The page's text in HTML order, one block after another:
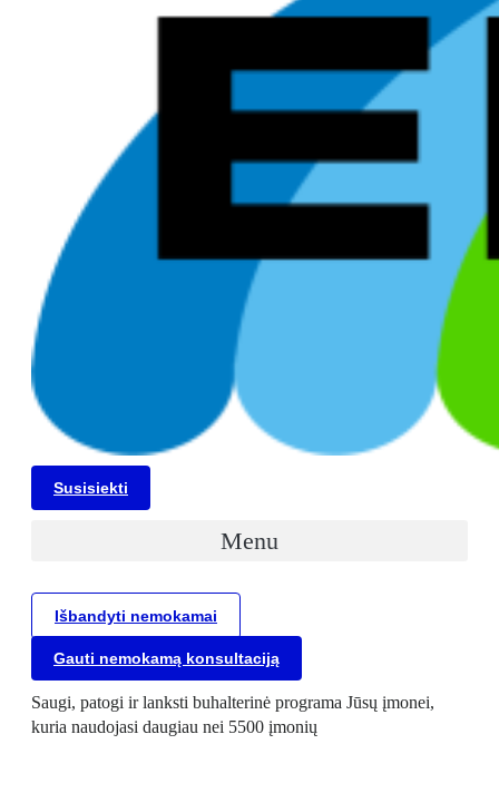
Susisiekti
Menu
Išbandyti nemokamai
Gauti nemokamą konsultaciją
Saugi, patogi ir lanksti buhalterinė programa Jūsų įmonei,
kuria naudojasi daugiau nei 5500 įmonių